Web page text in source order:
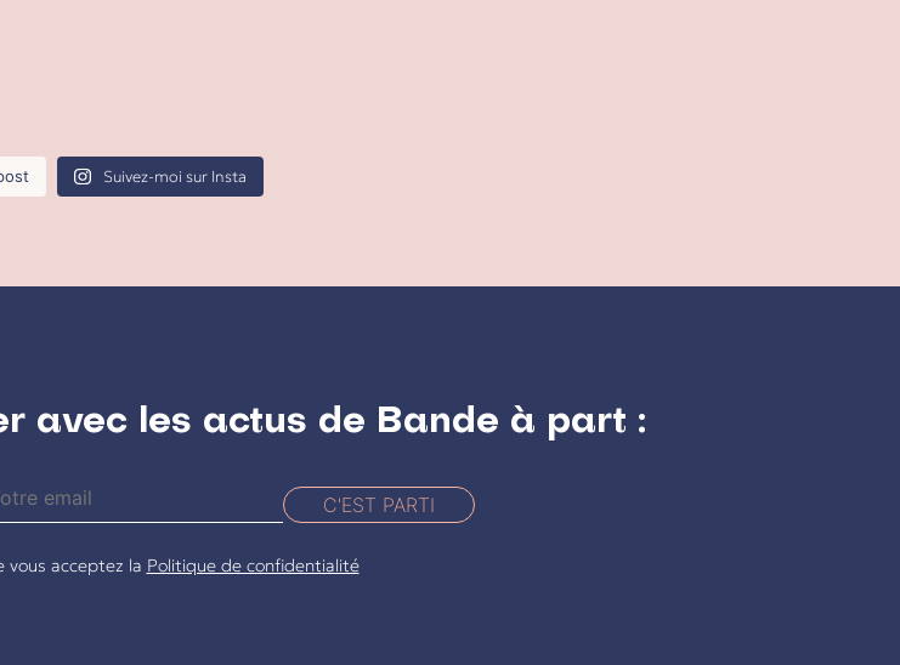
Suivez-moi sur Insta
avec les actus de Bande à part :
C'EST PARTI
vous acceptez la Politique de confidentialité